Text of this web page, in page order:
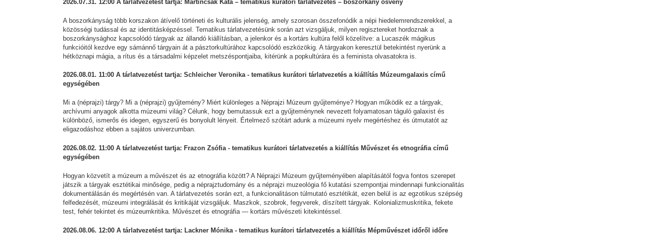
2026.07.31. 12:00 A tárlatvezetést tartja: Martincsák Kata – tematikus kurátori tárlatvezetés – boszorkány ösvény
A boszorkányság több korszakon átívelő történeti és kulturális jelenség, amely szorosan összefonódik a népi hiedelemrendszerekkel, a
közösségi tudással és az identitásképzéssel. Tematikus tárlatvezetésünk során azt vizsgáljuk, milyen regisztereket hordoznak a
boszorkánysághoz kapcsolódó tárgyak az állandó kiállításban, a jelenkor és a kortárs kultúra felől közelítve: a Lucaszék mágikus
funkcióitól kezdve egy sámánnő tárgyain át a pásztorkultúrához kapcsolódó eszközökig. A tárgyakon keresztül betekintést nyerünk a
hétköznapi mágia, a rítus és a társadalmi képzelet metszéspontjaiba, kitérünk a popkultúrára és a feminista olvasatokra is.
2026.08.01. 11:00 A tárlatvezetést tartja: Schleicher Veronika - tematikus kurátori tárlatvezetés a kiállítás Múzeumgalaxis című
egységében
Mi a (néprajzi) tárgy? Mi a (néprajzi) gyűjtemény? Miért különleges a Néprajzi Múzeum gyűjteménye? Hogyan működik ez a tárgyak,
archívumi anyagok alkotta múzeumi világ? Célunk, hogy bemutassuk ezt a gyűjteménynek nevezett folyamatosan táguló galaxist és
különböző, ismerős és idegen, egyszerű és bonyolult lényeit. Értelmező szótárt adunk a múzeumi nyelv megértéshez és útmutatót az
eligazodáshoz ebben a sajátos univerzumban.
2026.08.02. 11:00 A tárlatvezetést tartja: Frazon Zsófia - tematikus kurátori tárlatvezetés a kiállítás Művészet és etnográfia című
egységében
Hogyan közvetít a múzeum a művészet és az etnográfia között? A Néprajzi Múzeum gyűjteményében alapításától fogva fontos szerepet
játszik a tárgyak esztétikai minősége, pedig a néprajztudomány és a néprajzi muzeológia fő kutatási szempontjai mindennapi funkcionalitás
dokumentálásán és megértésén van. A tárlatvezetés során ezt, a funkcionalitáson túlmutató esztétikát, ezen belül is az egzotikus szépség
felfedezését, múzeumi integrálását és kritikáját vizsgáljuk. Maszkok, szobrok, fegyverek, díszített tárgyak. Kolonializmuskritika, fekete
test, fehér tekintet és múzeumkritika. Művészet és etnográfia — kortárs művészeti kitekintéssel.
2026.08.06. 12:00 A tárlatvezetést tartja: Lackner Mónika - tematikus kurátori tárlatvezetés a kiállítás Mépművészet időről időre